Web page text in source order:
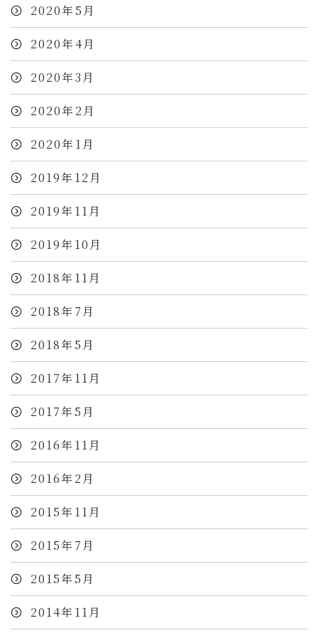
2020年5月
2020年4月
2020年3月
2020年2月
2020年1月
2019年12月
2019年11月
2019年10月
2018年11月
2018年7月
2018年5月
2017年11月
2017年5月
2016年11月
2016年2月
2015年11月
2015年7月
2015年5月
2014年11月